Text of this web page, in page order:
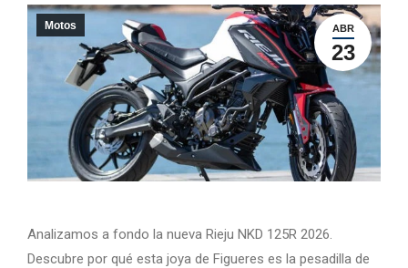
ABR
23
Motos
Analizamos a fondo la nueva Rieju NKD 125R 2026.
Descubre por qué esta joya de Figueres es la pesadilla de